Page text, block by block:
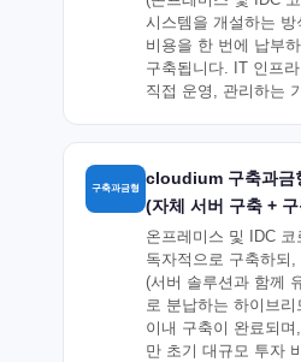
시스템을 개설하는
비용을 한 번에 납부
구축됩니다. IT 인프
직접 운영, 관리하는
구축과금형
cloudium 구축과금
(자체 서버 구축 +
온프레미스 및 IDC
독자적으로 구축하되
(서버 솔루션과 함께
로 분납하는 하이브
이내 구축이 완료되
만 초기 대규모 투자